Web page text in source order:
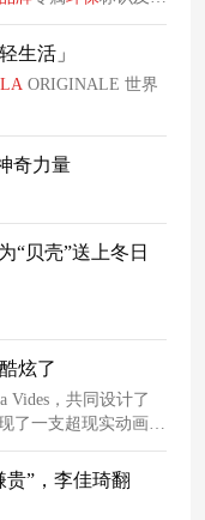
念“MAKE
始终在不断拓宽关
雅基因已延伸至绿色
际行动守护绿色自
生活」
ORIGINALE 世界
奇力量
“贝壳”送上冬日
炫了
Vides，共同设计了
了一支超现实动画，
的独特设计细节，呈
产品的兴趣和购买
贵”，李佳琦翻